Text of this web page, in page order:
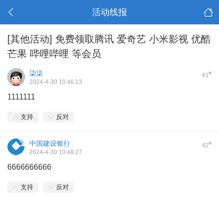
活动线报
[其他活动] 免费领取腾讯 爱奇艺 小米影视 优酷
芒果 哔哩哔哩 等会员
41#
柒柒
2024-4-30 10:46:13
1111111
支持 反对
42#
中国建设银行
2024-4-30 10:48:27
6666666666
支持 反对